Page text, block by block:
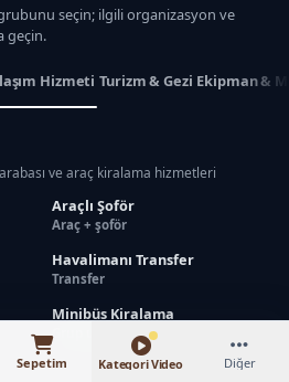
seçin; ilgili organizasyon ve
geçin.
Hizmeti Turizm & Gezi Ekipman &
ve araç kiralama hizmetleri
Araçlı Şoför
Araç + şoför
Havalimanı Transfer
Transfer
Minibüs Kiralama
Grup ulaşımı
₺6.500 – ₺19.500
Sepetim Kategori Video Diğer